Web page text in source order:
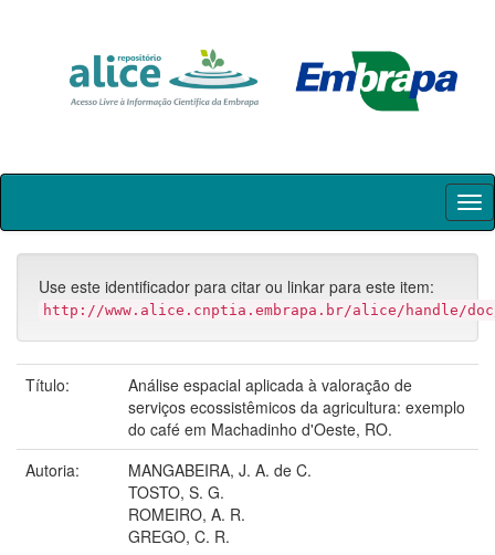
Skip
Use este identificador para citar ou linkar para este item:
http://www.alice.cnptia.embrapa.br/alice/handle/doc/
Título:
Análise espacial aplicada à valoração de
serviços ecossistêmicos da agricultura: exemplo
do café em Machadinho d'Oeste, RO.
Autoria:
MANGABEIRA, J. A. de C.
TOSTO, S. G.
ROMEIRO, A. R.
GREGO, C. R.